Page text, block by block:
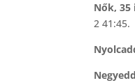
Nők, 35
2 41:45.